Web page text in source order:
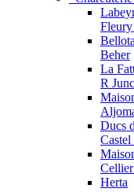
Beher
La
R
Ducs
Herta